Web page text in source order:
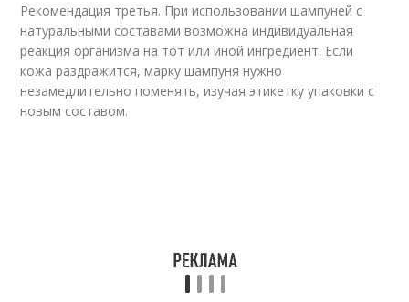
Рекомендация третья. При использовании шампуней с
натуральными составами возможна индивидуальная
реакция организма на тот или иной ингредиент. Если
кожа раздражится, марку шампуня нужно
незамедлительно поменять, изучая этикетку упаковки с
новым составом.